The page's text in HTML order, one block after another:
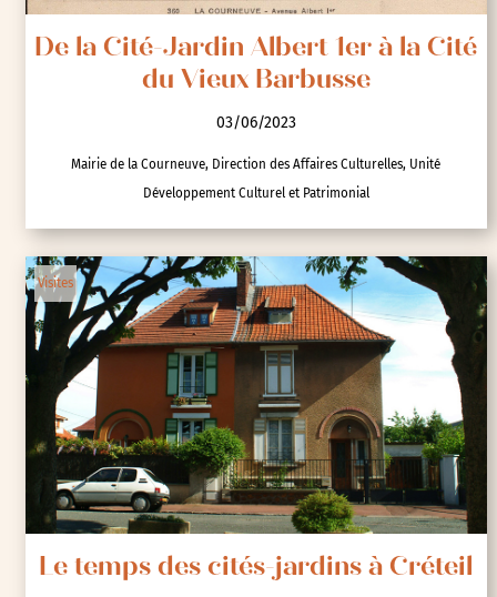
De la Cité-Jardin Albert 1er à la Cité
du Vieux Barbusse
03/06/2023
Mairie de la Courneuve, Direction des Affaires Culturelles, Unité
Développement Culturel et Patrimonial
Visites
Le temps des cités-jardins à Créteil